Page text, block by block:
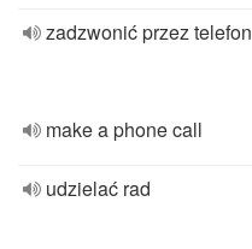
zadzwonić przez telefon
make a phone call
udzielać rad